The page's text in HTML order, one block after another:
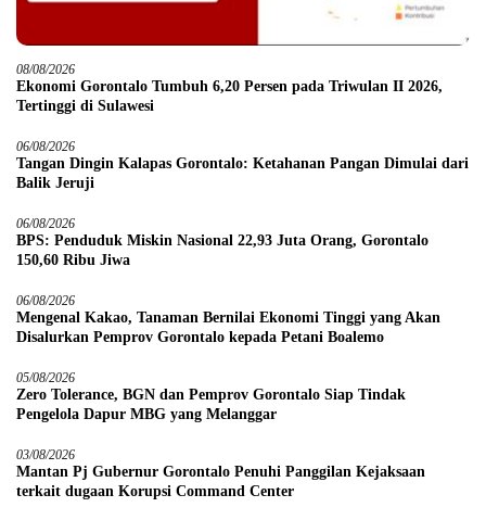
08/08/2026
Ekonomi Gorontalo Tumbuh 6,20 Persen pada Triwulan II 2026,
Tertinggi di Sulawesi
06/08/2026
Tangan Dingin Kalapas Gorontalo: Ketahanan Pangan Dimulai dari
Balik Jeruji
06/08/2026
BPS: Penduduk Miskin Nasional 22,93 Juta Orang, Gorontalo
150,60 Ribu Jiwa
06/08/2026
Mengenal Kakao, Tanaman Bernilai Ekonomi Tinggi yang Akan
Disalurkan Pemprov Gorontalo kepada Petani Boalemo
05/08/2026
Zero Tolerance, BGN dan Pemprov Gorontalo Siap Tindak
Pengelola Dapur MBG yang Melanggar
03/08/2026
Mantan Pj Gubernur Gorontalo Penuhi Panggilan Kejaksaan
terkait dugaan Korupsi Command Center